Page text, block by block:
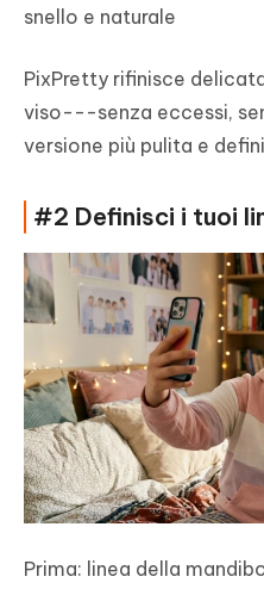
snello e naturale
PixPretty rifinisce
viso---senza eccessi,
versione più pulita e
#2 Definisci i tuoi
Prima: linea della